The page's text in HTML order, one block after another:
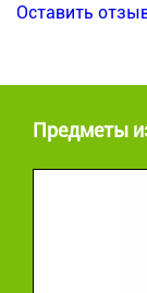
Оставить
Предметы